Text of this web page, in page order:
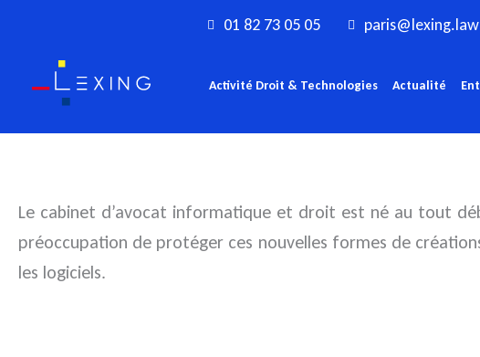
contenu
01 82 73 05 05 paris@lexing.law
Activité Droit & Technologies Actualité
Le cabinet d’avocat informatique et droit est né au tout
préoccupation de protéger ces nouvelles formes de
les logiciels.